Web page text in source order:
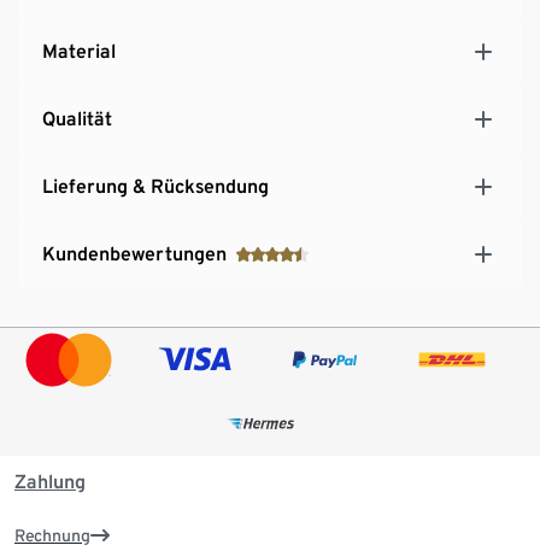
Material
Qualität
Lieferung & Rücksendung
Kundenbewertungen
Zahlung
Rechnung